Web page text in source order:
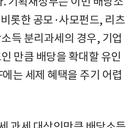
롯한 공모·사모펀드, 리츠
득 분리과세의 경우, 기업
만큼 배당을 확대할 유인
는 세제 혜택을 주기 어렵